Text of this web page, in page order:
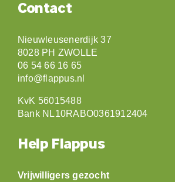
Contact
Nieuwleusenerdijk 37
8028 PH ZWOLLE
06 54 66 16 65
info@flappus.nl
KvK 56015488
Bank NL10RABO0361912404
Help Flappus
Vrijwilligers gezocht